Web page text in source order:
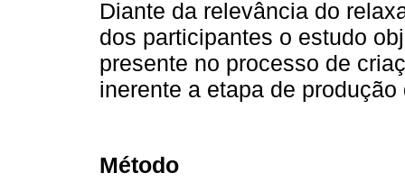
Diante da relevância do
dos participantes o estudo
presente no processo de
inerente a etapa de
Método